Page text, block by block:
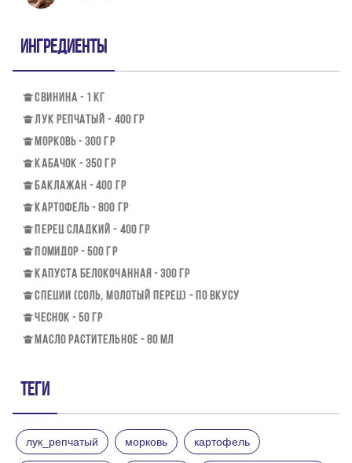
Ингредиенты
СВИНИНА - 1 КГ
ЛУК РЕПЧАТЫЙ - 400 ГР
МОРКОВЬ - 300 ГР
КАБАЧОК - 350 ГР
БАКЛАЖАН - 400 ГР
КАРТОФЕЛЬ - 800 ГР
ПЕРЕЦ СЛАДКИЙ - 400 ГР
ПОМИДОР - 500 ГР
КАПУСТА БЕЛОКОЧАННАЯ - 300 ГР
СПЕЦИИ (СОЛЬ, МОЛОТЫЙ ПЕРЕЦ) - ПО ВКУСУ
ЧЕСНОК - 50 ГР
МАСЛО РАСТИТЕЛЬНОЕ - 80 МЛ
Теги
лук_репчатый морковь картофель